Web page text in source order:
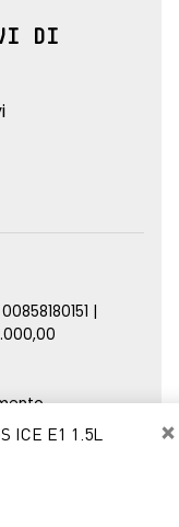
×
ICE E1 1.5L
DI
|